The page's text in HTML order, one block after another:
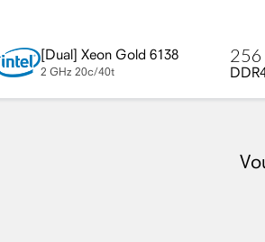
Xeon Gold 6138
2 GHz 20c/40t
256